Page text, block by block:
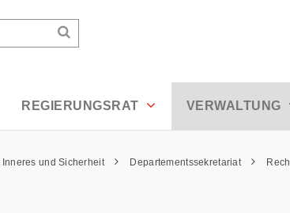
Suchen
REGIERUNGSRAT VERWALTUNG
Inneres und Sicherheit Departementssekretariat